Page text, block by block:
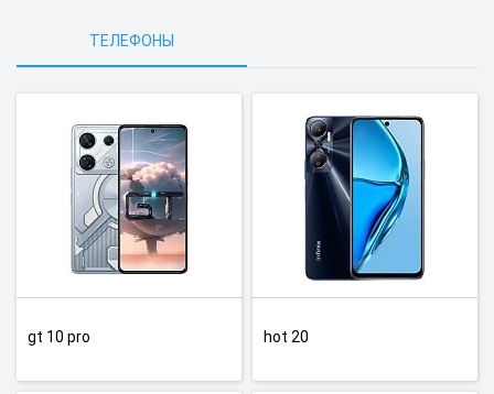
ТЕЛЕФОНЫ
gt 10 pro hot 20